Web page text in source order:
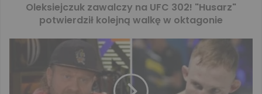
Oleksiejczuk zawalczy na UFC 302! "Husarz"
potwierdził kolejną walkę w oktagonie